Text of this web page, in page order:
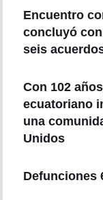
Encuentro
concluyó
seis
Con 102
ecuatoriano
una
Unidos
Defunciones